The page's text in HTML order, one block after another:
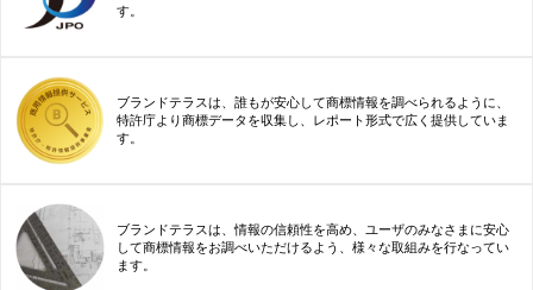
す。
ブランドテラスは、誰もが安心して商標情報を調べられるように、
特許庁より商標データを収集し、レポート形式で広く提供していま
す。
ブランドテラスは、情報の信頼性を高め、ユーザのみなさまに安心
して商標情報をお調べいただけるよう、様々な取組みを行なってい
ます。